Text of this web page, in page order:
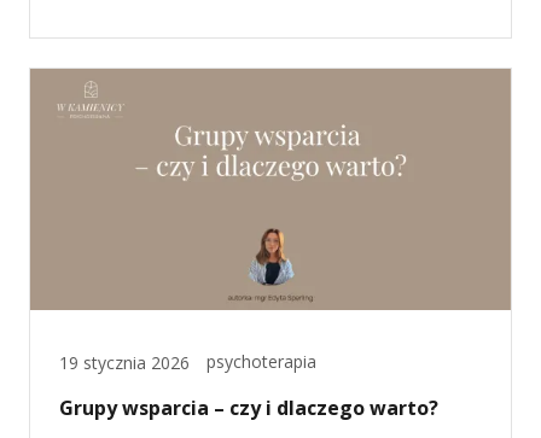
19 stycznia 2026 psychoterapia
Grupy wsparcia – czy i dlaczego warto?